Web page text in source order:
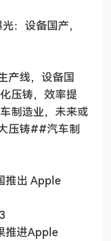
：设备国产，
产线，设备国
压铸，效率提
制造业，未来或
压铸##汽车制
推出 Apple
推进Apple